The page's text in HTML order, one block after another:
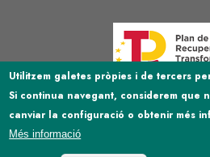
Image
Utilitzem galetes pròpies i de tercers
Si continua navegant, considerem que
canviar la configuració o obtenir més
Més informació